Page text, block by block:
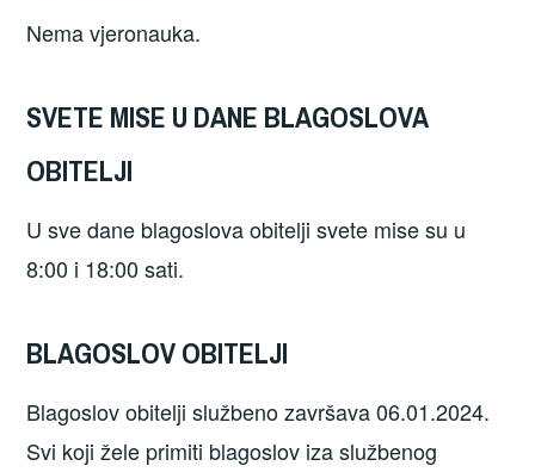
Nema vjeronauka.
SVETE MISE U DANE BLAGOSLOVA
OBITELJI
U sve dane blagoslova obitelji svete mise su u
8:00 i 18:00 sati.
BLAGOSLOV OBITELJI
Blagoslov obitelji službeno završava 06.01.2024.
Svi koji žele primiti blagoslov iza službenog